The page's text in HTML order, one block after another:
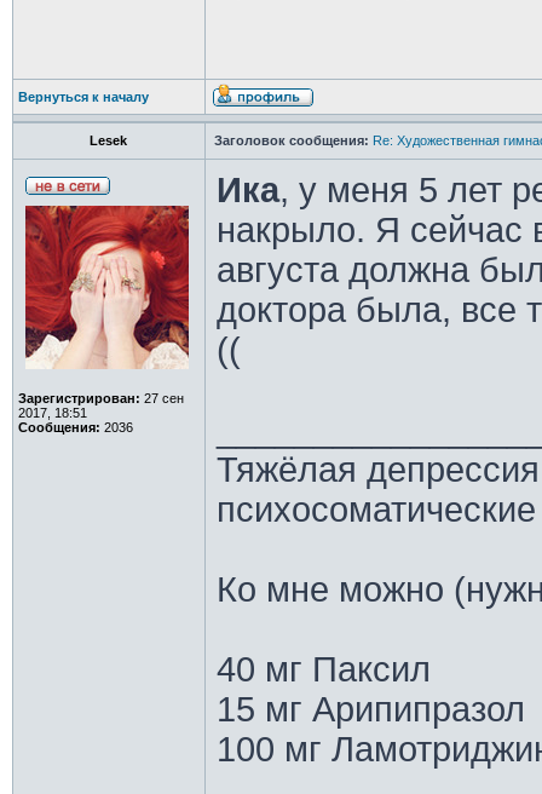
Вернуться к началу
Lesek Заголовок сообщения: Re: Художественная
Зарегистрирован: 27 сен
2017, 18:51
Сообщения: 2036
Ика, у меня 5 лет
накрыло. Я сейчас
августа должна
доктора была, все
((
Тяжёлая
Ко мне можно
40 мг Паксил
15 мг Арипипразол
100 мг